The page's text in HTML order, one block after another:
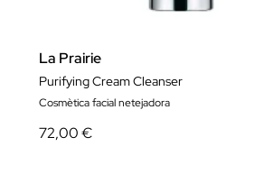
La Prairie
Purifying Cream Cleanser
Cosmètica facial netejadora
72,00 €